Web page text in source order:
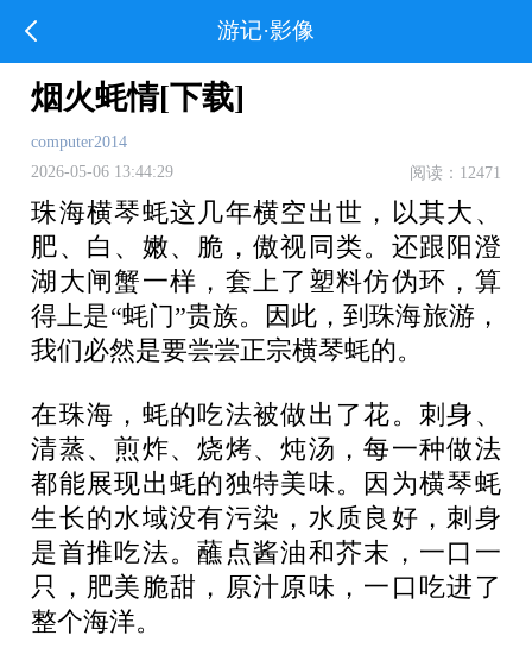
游记·影像
烟火蚝情[下载]
computer2014
2026-05-06 13:44:29
阅读：12471
珠海横琴蚝这几年横空出世，以其大、
肥、白、嫩、脆，傲视同类。还跟阳澄
湖大闸蟹一样，套上了塑料仿伪环，算
得上是“蚝门”贵族。因此，到珠海旅游，
我们必然是要尝尝正宗横琴蚝的。
在珠海，蚝的吃法被做出了花。刺身、
清蒸、煎炸、烧烤、炖汤，每一种做法
都能展现出蚝的独特美味。因为横琴蚝
生长的水域没有污染，水质良好，刺身
是首推吃法。蘸点酱油和芥末，一口一
只，肥美脆甜，原汁原味，一口吃进了
整个海洋。